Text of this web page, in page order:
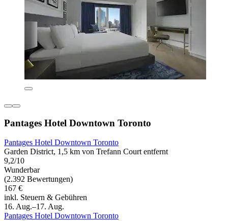
Pantages Hotel Downtown Toronto
Pantages Hotel Downtown Toronto
Garden District, 1,5 km von Trefann Court entfernt
9,2/10
Wunderbar
(2.392 Bewertungen)
167 €
inkl. Steuern & Gebühren
16. Aug.–17. Aug.
Pantages Hotel Downtown Toronto